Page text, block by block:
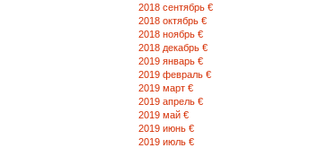
2018 сентябрь €
2018 октябрь €
2018 ноябрь €
2018 декабрь €
2019 январь €
2019 февраль €
2019 март €
2019 апрель €
2019 май €
2019 июнь €
2019 июль €